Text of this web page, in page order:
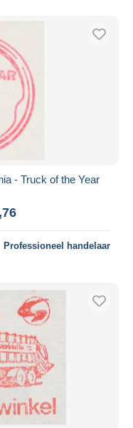
- Truck of the Year
Professioneel handelaar